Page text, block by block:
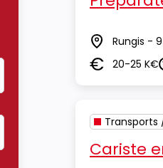
Lieu Rungis -
Salaire20-25 K€
Transports
Cariste